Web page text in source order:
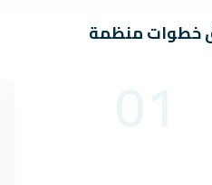
خطوات منظمة